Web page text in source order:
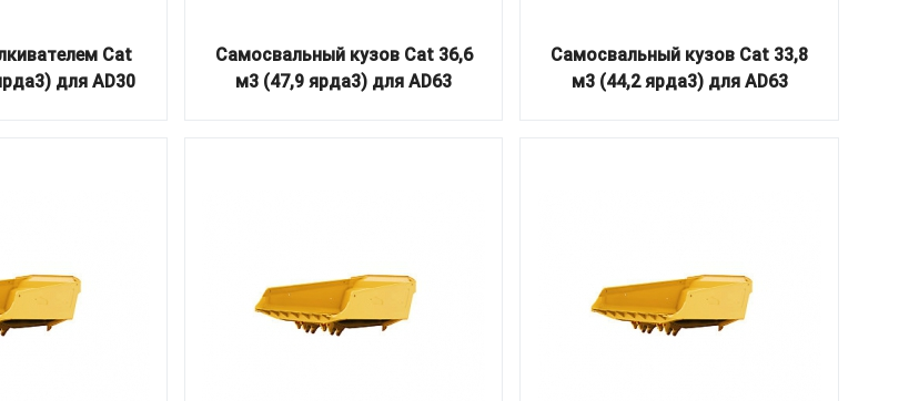
Cat
для AD30
Самосвальный кузов Cat 36,6
м3 (47,9 ярда3) для AD63
Самосвальный кузов Cat 33,8
м3 (44,2 ярда3) для AD63